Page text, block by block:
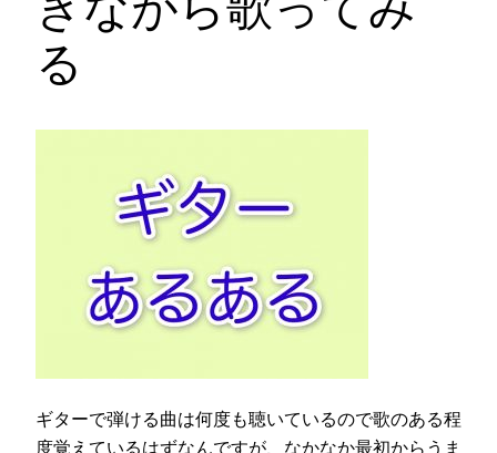
る
ギターで弾ける曲は何度も聴いているので歌のある程
度覚えているはずなんですが、なかなか最初からうま